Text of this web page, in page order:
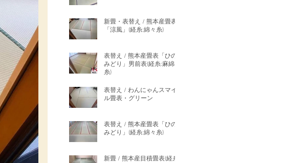
新畳・表替え / 熊本産畳表
「涼風」(経糸:綿々糸)
表替え / 熊本産畳表「ひの
みどり」男前表(経糸:麻綿
糸)
表替え / わんにゃんスマイ
ル畳表・グリーン
表替え / 熊本産畳表「ひの
みどり」(経糸:綿々糸)
新畳 / 熊本産目積畳表(経糸: